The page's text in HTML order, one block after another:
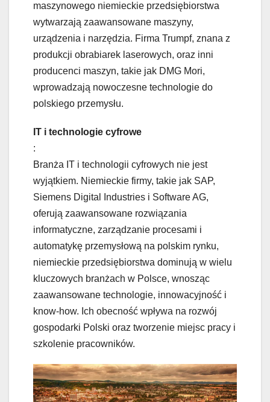
maszynowego niemieckie przedsiębiorstwa
wytwarzają zaawansowane maszyny,
urządzenia i narzędzia. Firma Trumpf, znana z
produkcji obrabiarek laserowych, oraz inni
producenci maszyn, takie jak DMG Mori,
wprowadzają nowoczesne technologie do
polskiego przemysłu.
IT i technologie cyfrowe
:
Branża IT i technologii cyfrowych nie jest
wyjątkiem. Niemieckie firmy, takie jak SAP,
Siemens Digital Industries i Software AG,
oferują zaawansowane rozwiązania
informatyczne, zarządzanie procesami i
automatykę przemysłową na polskim rynku,
niemieckie przedsiębiorstwa dominują w wielu
kluczowych branżach w Polsce, wnosząc
zaawansowane technologie, innowacyjność i
know-how. Ich obecność wpływa na rozwój
gospodarki Polski oraz tworzenie miejsc pracy i
szkolenie pracowników.